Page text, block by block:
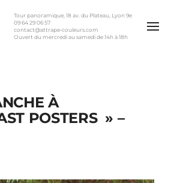
Tour panoramique, 18 av. du Plateau, Lyon 9e
09 64 29 06 57
contact@attrape-couleurs.com
Ouvert du mercredi au samedi de 14h à 18h
À
POSTERS » –